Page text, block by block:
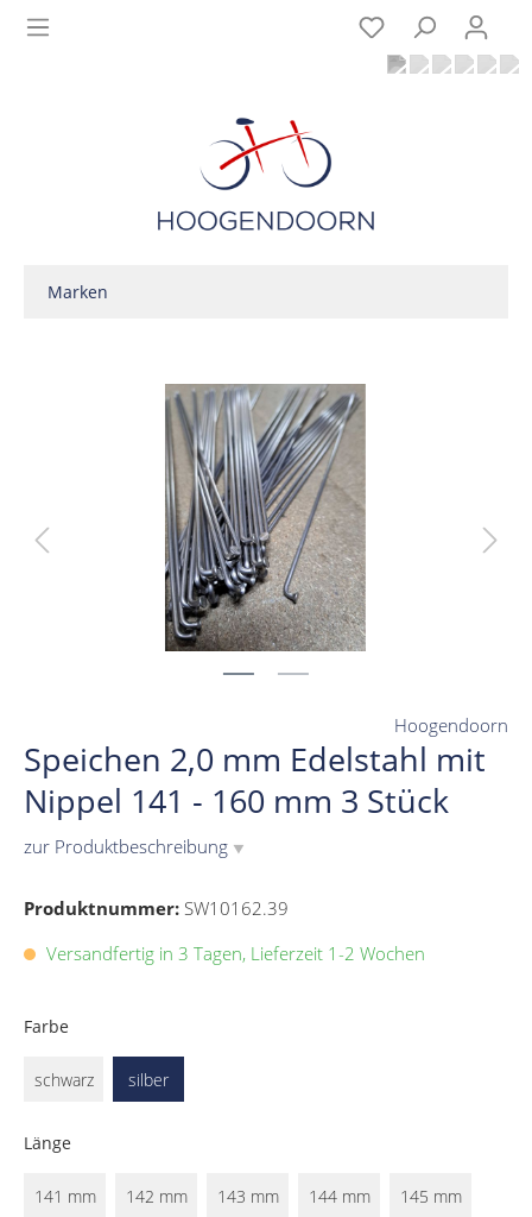
Marken
Speichen 2,0 mm Edelstahl mit
Nippel 141 - 160 mm 3 Stück
zur Produktbeschreibung ▼
Hoogendoorn
Produktnummer: SW10162.39
Versandfertig in 3 Tagen, Lieferzeit 1-2 Wochen
Farbe
schwarz silber
Länge
141 mm 142 mm 143 mm 144 mm 145 mm